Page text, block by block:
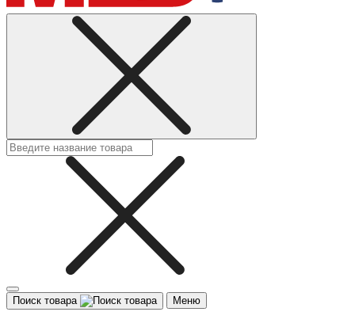
Поиск товара Меню